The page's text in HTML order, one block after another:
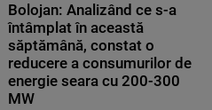
Bolojan: Analizând ce s-a
întâmplat în această
săptămână, constat o
reducere a consumurilor de
energie seara cu 200-300
MW